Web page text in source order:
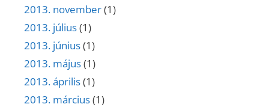
2013. november(1)
2013. július(1)
2013. június(1)
2013. május(1)
2013. április(1)
2013. március(1)